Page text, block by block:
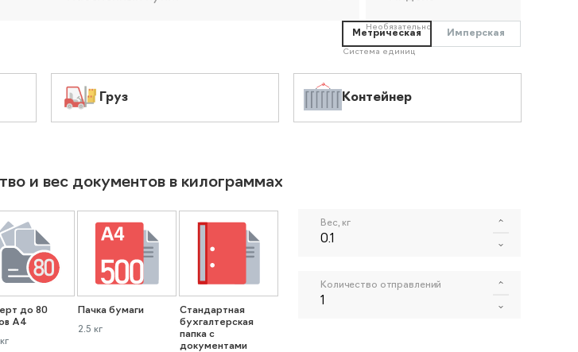
Необязательно
Метрическая Имперская
Система единиц
Груз Контейнер
и вес документов в килограммах
до 80
А4
Пачка бумаги
2.5 кг
Стандартная
бухгалтерская
папка с
документами
Вес, кг
Количество отправлений